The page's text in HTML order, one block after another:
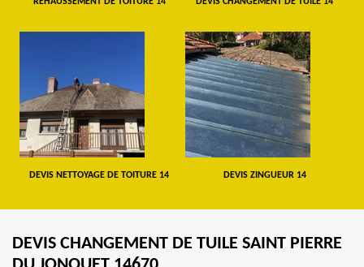
DEVIS NETTOYAGE DE TOITURE 14 DEVIS ZINGUEUR 14
DEVIS CHANGEMENT DE TUILE SAINT PIERRE